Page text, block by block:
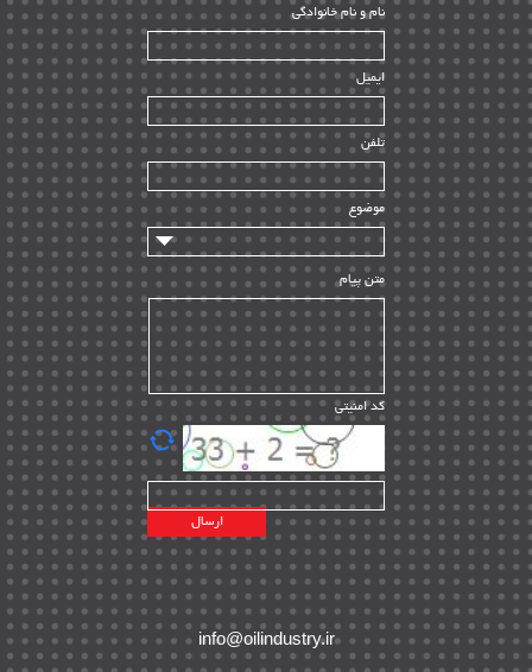
بازرسی و QC | ۱۵
HSE | ۳۹
ساخت و نصب | ۱۲
راه اندازی | ۹
سازندگان و تامین کنندگان | ۱۰
تامین مالی و سرمایه گذاری | ۳۲
ماشین آلات
مدیریت پروژه
مدیریت دانش
مدیریت سازمانی و عمومی | ۲
تأمین کالا | ۱۳
EPC | ۲۰
پیمانکاران بین المللی | ۸
اطلاعات انرژی کشورها | ۱۴
پروژه های خارجی | ۱۵
نقشه های نفت و گاز خارجی | ۱۰
شرکت های نفتی | ۱۴
پلانت های فعال | ۴۰
طرح ها و پروژه ها | ۳۵
ﻧﺎم و ﻧﺎم ﺧﺎﻧﻮادﮔﻰ
ایمیل
تلفن
موضوع
متن پیام
کد امنیتی
info@oilindustry.ir